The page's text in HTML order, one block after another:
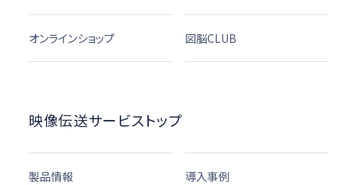
オンラインショップ 図脳CLUB
映像伝送サービストップ
製品情報 導入事例